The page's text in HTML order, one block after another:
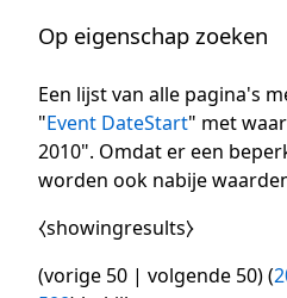
Op eigenschap zoeken
Een lijst van alle pagina's
"Event DateStart" met
2010". Omdat er een
worden ook nabije
⧼showingresults⧽
(vorige 50 | volgende 50) (